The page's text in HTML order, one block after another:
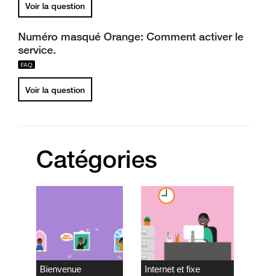
Voir la question
Numéro masqué Orange: Comment activer le
service.
Voir la question
Catégories
Bienvenue Internet et fixe